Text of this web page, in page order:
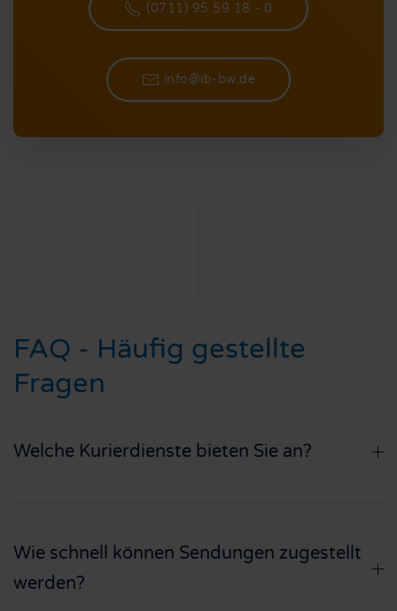
(0711) 95 59 18 - 0
info@ib-bw.de
FAQ - Häufig gestellte
Fragen
Welche Kurierdienste bieten Sie an?
Wie schnell können Sendungen zugestellt
werden?